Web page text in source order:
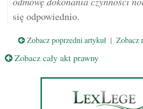
się odpowiednio.
Zobacz poprzedni artykuł | Zobacz
Zobacz cały akt prawny